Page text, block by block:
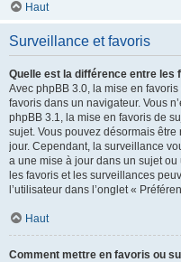
Haut
Surveillance et favoris
Quelle est la différence entre les
Avec phpBB 3.0, la mise en
favoris dans un navigateur. Vous
phpBB 3.1, la mise en favoris de
sujet. Vous pouvez désormais
jour. Cependant, la surveillance
a une mise à jour dans un sujet
les favoris et les surveillances
l’utilisateur dans l’onglet «
Haut
Comment mettre en favoris ou